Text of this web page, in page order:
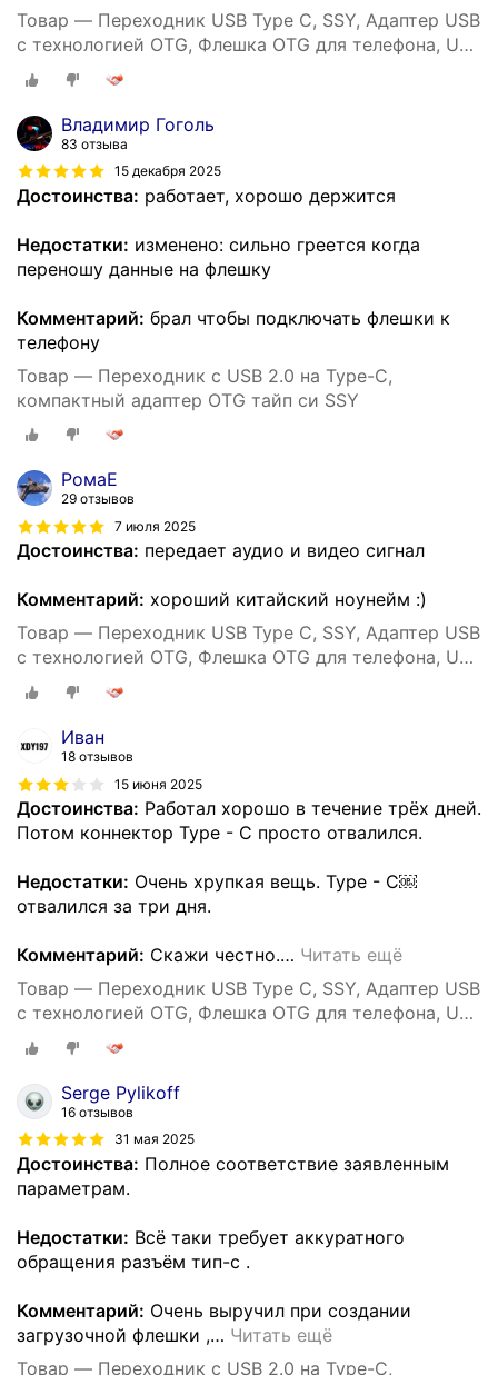
Товар — Переходник USB Type C, SSY, Адаптер USB
с технологией OTG, Флешка OTG для телефона, USB
хаб
Владимир Гоголь
83 отзыва
15 декабря 2025
Достоинства: работает, хорошо держится
Недостатки: изменено: сильно греется когда
переношу данные на флешку
Комментарий: брал чтобы подключать флешки к
телефону
Товар — Переходник с USB 2.0 на Type-C,
компактный адаптер OTG тайп си SSY
РомаЕ
29 отзывов
7 июля 2025
Достоинства: передает аудио и видео сигнал
Комментарий: хороший китайский ноунейм :)
Товар — Переходник USB Type C, SSY, Адаптер USB
с технологией OTG, Флешка OTG для телефона, USB
хаб
Иван
18 отзывов
15 июня 2025
Достоинства: Работал хорошо в течение трёх дней.
Потом коннектор Type - C просто отвалился.
Недостатки: Очень хрупкая вещь. Type - C￼
отвалился за три дня.
Комментарий: Скажи честно.… Читать ещё
Товар — Переходник USB Type C, SSY, Адаптер USB
с технологией OTG, Флешка OTG для телефона, USB
хаб
Serge Pylikoff
16 отзывов
31 мая 2025
Достоинства: Полное соответствие заявленным
параметрам.
Недостатки: Всё таки требует аккуратного
обращения разъём тип-с .
Комментарий: Очень выручил при создании
загрузочной флешки ,… Читать ещё
Товар — Переходник с USB 2.0 на Type-C,